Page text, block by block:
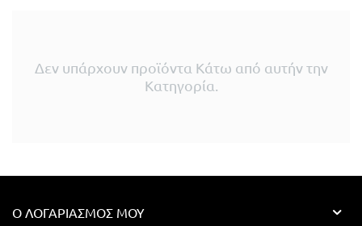
Δεν υπάρχουν προϊόντα Κάτω από αυτήν την
Κατηγορία.
Ο ΛΟΓΑΡΙΑΣΜΌΣ ΜΟΥ